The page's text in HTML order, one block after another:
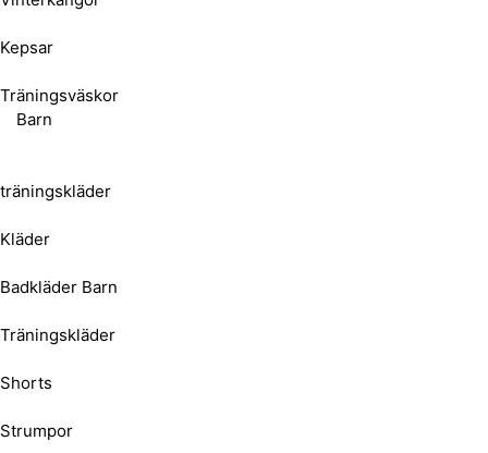
Kepsar
Träningsväskor
Barn
träningskläder
Kläder
Badkläder Barn
Träningskläder
Shorts
Strumpor